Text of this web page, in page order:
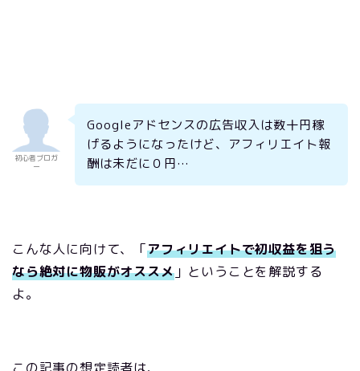
初心者ブロガ
ー
Googleアドセンスの広告収入は数十円稼
げるようになったけど、アフィリエイト報
酬は未だに０円…
こんな人に向けて、「アフィリエイトで初収益を狙う
なら絶対に物販がオススメ」ということを解説する
よ。